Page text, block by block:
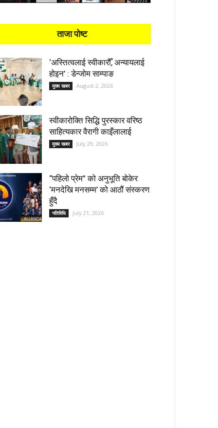
ताजा पोष्ट
‘अस्तित्वलाई स्वीकारौँ, अन्यायलाई
होइन’ : डेन्जोम साम्पाङ
मुख्य खबर August 2, 2026
स्वीकारोक्ति सिद्धि पुरस्कार वरिष्ठ
साहित्यकार वैरागी काइँलालाई
मुख्य खबर July 29, 2026
“पहिलो प्रेम” को अनुभूति बोकेर
‘मनदेखि मनसम्म’ को आठौं संस्करण
हुँदै
गतिविधि July 21, 2026